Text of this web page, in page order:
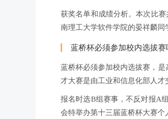
获奖名单和成绩分析。本次比
南理工大学软件学院的晏祥麟同
蓝桥杯必须参加校内选拔赛
蓝桥杯必须参加校内选拔赛，
才大赛是由工业和信息化部人才
报名时选B组赛事，不反对报A
会特举办第十三届蓝桥杯大赛个